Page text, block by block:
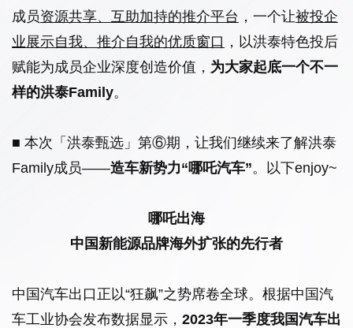
成员资源共享、互助加持的推介平台 ，一个让被投企
业展示自我、推介自我的优质窗口 ，以洪泰特色投后
赋能为成员企业深度创造价值， 为大家起底一个不一
样的洪泰Family。
■ 本次「洪泰甄选」第⑥期，让我们继续来了解洪泰
Family成员——造车新势力“哪吒汽车”。以下enjoy~
哪吒出海
中国新能源品牌海外扩张的先行者
中国汽车出口正以“狂飙”之势席卷全球。根据中国汽
车工业协会发布数据显示， 2023年一季度我国汽车出